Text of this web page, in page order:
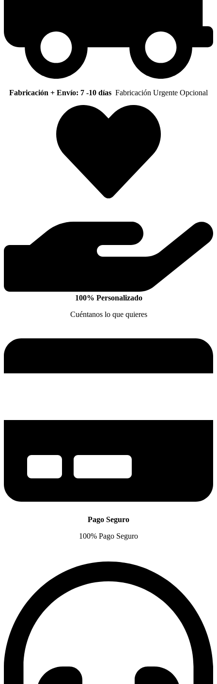
Fabricación + Envío: 7 -10 días Fabricación Urgente Opcional
100% Personalizado
Cuéntanos lo que quieres
Pago Seguro
100% Pago Seguro